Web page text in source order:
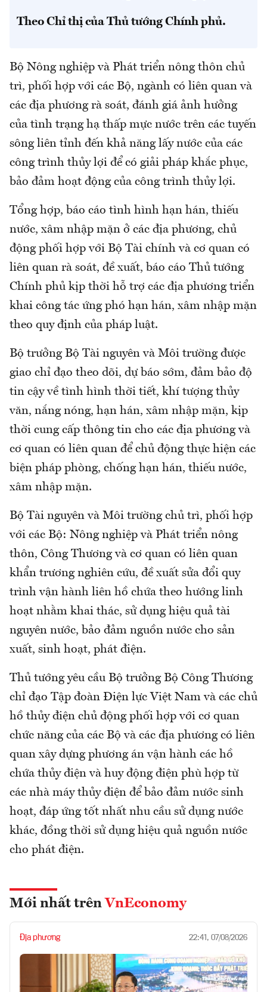
Theo Chỉ thị của Thủ tướng Chính phủ.
Bộ Nông nghiệp và Phát triển nông thôn chủ
trì, phối hợp với các Bộ, ngành có liên quan và
các địa phương rà soát, đánh giá ảnh hưởng
của tình trạng hạ thấp mực nước trên các tuyến
sông liên tỉnh đến khả năng lấy nước của các
công trình thủy lợi để có giải pháp khắc phục,
bảo đảm hoạt động của công trình thủy lợi.
Tổng hợp, báo cáo tình hình hạn hán, thiếu
nước, xâm nhập mặn ở các địa phương, chủ
động phối hợp với Bộ Tài chính và cơ quan có
liên quan rà soát, đề xuất, báo cáo Thủ tướng
Chính phủ kịp thời hỗ trợ các địa phương triển
khai công tác ứng phó hạn hán, xâm nhập mặn
theo quy định của pháp luật.
Bộ trưởng Bộ Tài nguyên và Môi trường được
giao chỉ đạo theo dõi, dự báo sớm, đảm bảo độ
tin cậy về tình hình thời tiết, khí tượng thủy
văn, nắng nóng, hạn hán, xâm nhập mặn, kịp
thời cung cấp thông tin cho các địa phương và
cơ quan có liên quan để chủ động thực hiện các
biện pháp phòng, chống hạn hán, thiếu nước,
xâm nhập mặn.
Bộ Tài nguyên và Môi trường chủ trì, phối hợp
với các Bộ: Nông nghiệp và Phát triển nông
thôn, Công Thương và cơ quan có liên quan
khẩn trương nghiên cứu, đề xuất sửa đổi quy
trình vận hành liên hồ chứa theo hướng linh
hoạt nhằm khai thác, sử dụng hiệu quả tài
nguyên nước, bảo đảm nguồn nước cho sản
xuất, sinh hoạt, phát điện.
Thủ tướng yêu cầu Bộ trưởng Bộ Công Thương
chỉ đạo Tập đoàn Điện lực Việt Nam và các chủ
hồ thủy điện chủ động phối hợp với cơ quan
chức năng của các Bộ và các địa phương có liên
quan xây dựng phương án vận hành các hồ
chứa thủy điện và huy động điện phù hợp từ
các nhà máy thủy điện để bảo đảm nước sinh
hoạt, đáp ứng tốt nhất nhu cầu sử dụng nước
khác, đồng thời sử dụng hiệu quả nguồn nước
cho phát điện.
Mới nhất trên VnEconomy
Địa phương 22:41, 07/08/2026